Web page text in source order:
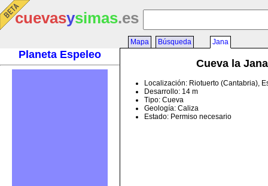
cuevasysimas.es
Planeta Espeleo
Mapa Búsqueda Jana
Cueva la Jana
Localización: Riotuerto (Cantabria),
Desarrollo: 14 m
Tipo: Cueva
Geología: Caliza
Estado: Permiso necesario